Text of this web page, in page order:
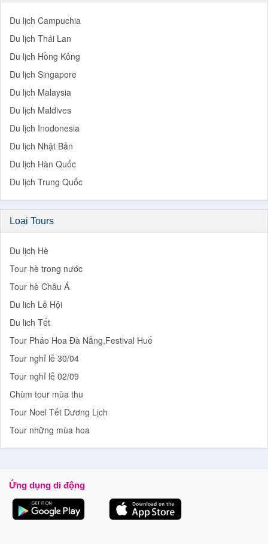
Du lịch Campuchia
Du lịch Thái Lan
Du lịch Hồng Kông
Du lịch Singapore
Du lịch Malaysia
Du lịch Maldives
Du lịch Inodonesia
Du lịch Nhật Bản
Du lịch Hàn Quốc
Du lịch Trung Quốc
Loại Tours
Du lịch Hè
Tour hè trong nước
Tour hè Châu Á
Du lich Lễ Hội
Du lich Tết
Tour Pháo Hoa Đà Nẵng,Festival Huế
Tour nghỉ lễ 30/04
Tour nghỉ lễ 02/09
Chùm tour mùa thu
Tour Noel Tết Dương Lịch
Tour những mùa hoa
Ứng dụng di động